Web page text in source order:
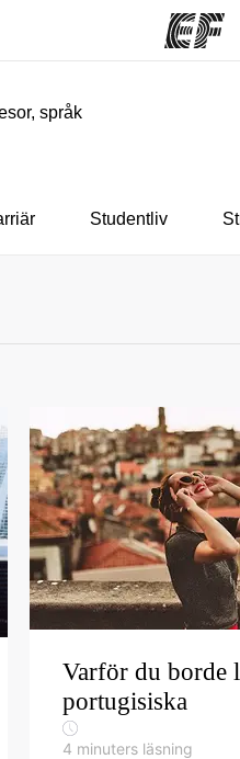
språk
Studentliv
Varför du borde
portugisiska
4 minuters läsning